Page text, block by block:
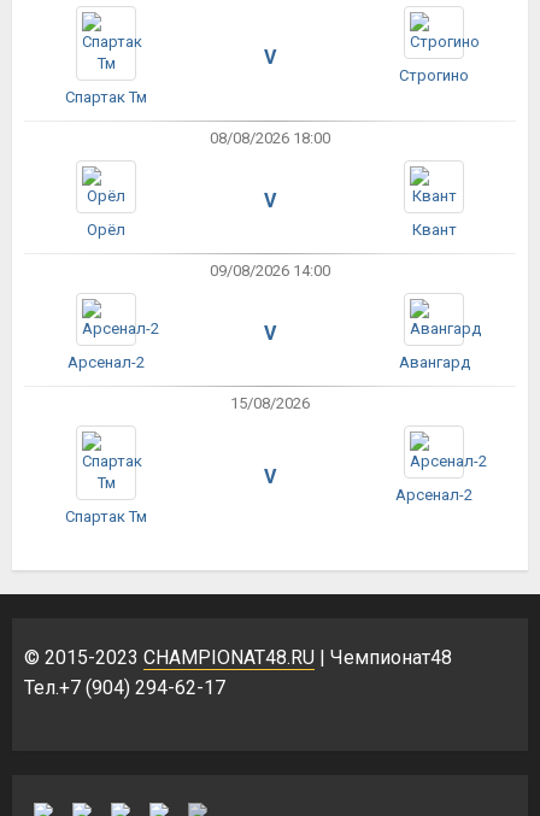
Спартак Тм
V
Строгино
08/08/2026 18:00
Орёл
V
Квант
09/08/2026 14:00
Арсенал-2
V
Авангард
15/08/2026
Спартак Тм
V
Арсенал-2
© 2015-2023 CHAMPIONAT48.RU | Чемпионат48
Тел.+7 (904) 294-62-17